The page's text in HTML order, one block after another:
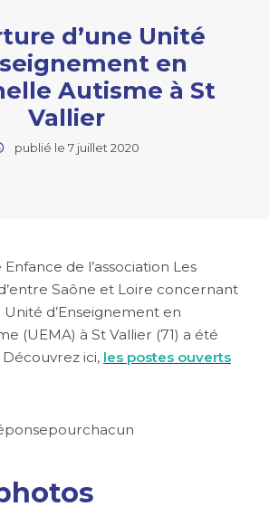
d’une Unité
en
Autisme à St
Vallier
publié le 7 juillet 2020
de l’association Les
Saône et Loire concernant
Unité d’Enseignement en
(UEMA) à St Vallier (71) a été
Découvrez ici, les postes ouverts